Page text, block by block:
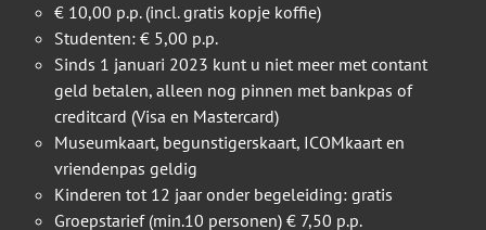
€ 10,00 p.p. (incl. gratis kopje koffie)
Studenten: € 5,00 p.p.
Sinds 1 januari 2023 kunt u niet meer met contant
geld betalen, alleen nog pinnen met bankpas of
creditcard (Visa en Mastercard)
Museumkaart, begunstigerskaart, ICOMkaart en
vriendenpas geldig
Kinderen tot 12 jaar onder begeleiding: gratis
Groepstarief (min.10 personen) € 7,50 p.p.